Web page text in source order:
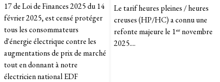
17 de Loi de Finances 2025 du 14
février 2025, est censé protéger
tous les consommateurs
d'énergie électrique contre les
augmentations de prix de marché
tout en donnant à notre
électricien national EDF
Le tarif heures pleines / heures
creuses (HP/HC) a connu une
refonte majeure le 1ᵉʳ novembre
2025....